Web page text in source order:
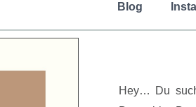
Blog
Hey… Du